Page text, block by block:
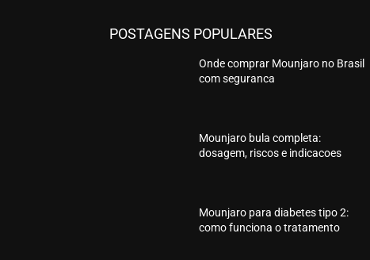
POSTAGENS POPULARES
Onde comprar Mounjaro no Brasil
com seguranca
Mounjaro bula completa:
dosagem, riscos e indicacoes
Mounjaro para diabetes tipo 2:
como funciona o tratamento